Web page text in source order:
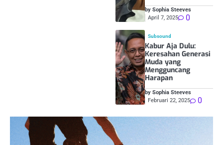
by Sophia Steeves
April 7, 2025
0
Subsound
Kabur Aja Dulu:
Keresahan Generasi
Muda yang
Mengguncang
Harapan
by Sophia Steeves
Februari 22, 2025
0